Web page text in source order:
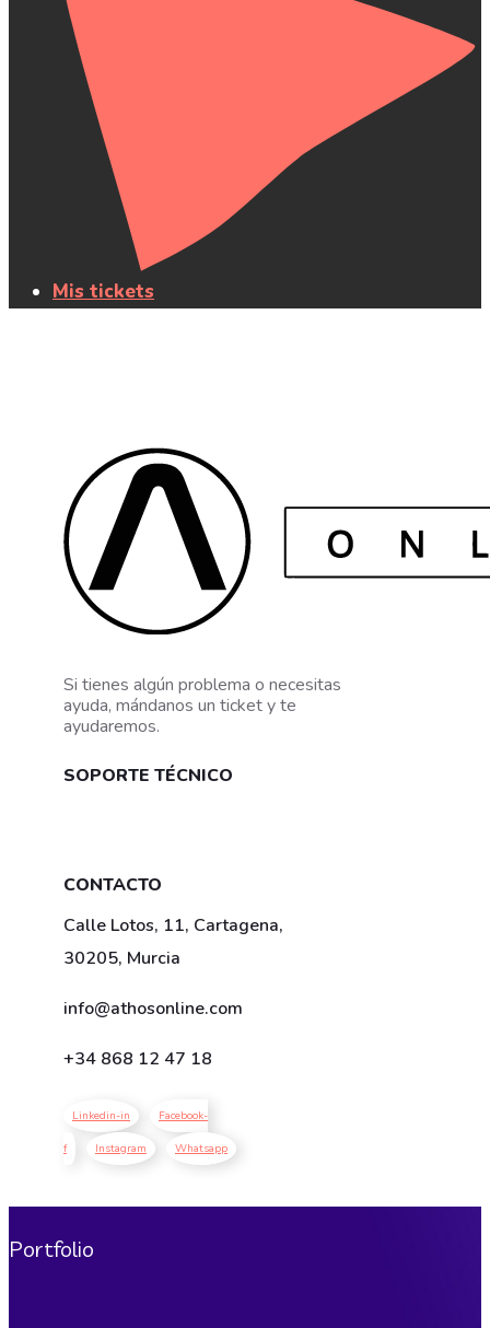
Mis tickets
Si tienes algún problema o necesitas
ayuda, mándanos un ticket y te
ayudaremos.
SOPORTE TÉCNICO
CONTACTO
Calle Lotos, 11, Cartagena,
30205, Murcia
info@athosonline.com
+34 868 12 47 18
Linkedin-in Facebook-
f Instagram Whatsapp
Portfolio